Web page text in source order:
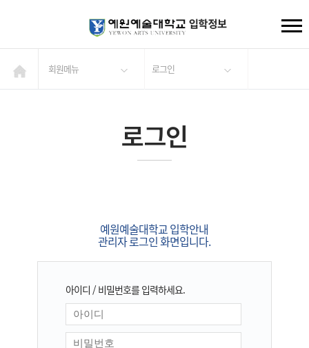
회원메뉴 로그인
로그인
예원예술대학교 입학안내
관리자 로그인 화면입니다.
아이디 / 비밀번호를 입력하세요.